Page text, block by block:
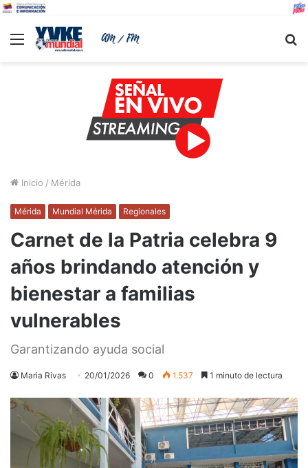
Menu
Inicio / Mérida
Mérida Mundial Mérida Regionales
Carnet de la Patria celebra 9
años brindando atención y
bienestar a familias
vulnerables
Garantizando ayuda social
Maria Rivas 20/01/2026 0 1.537 1 minuto de lectura